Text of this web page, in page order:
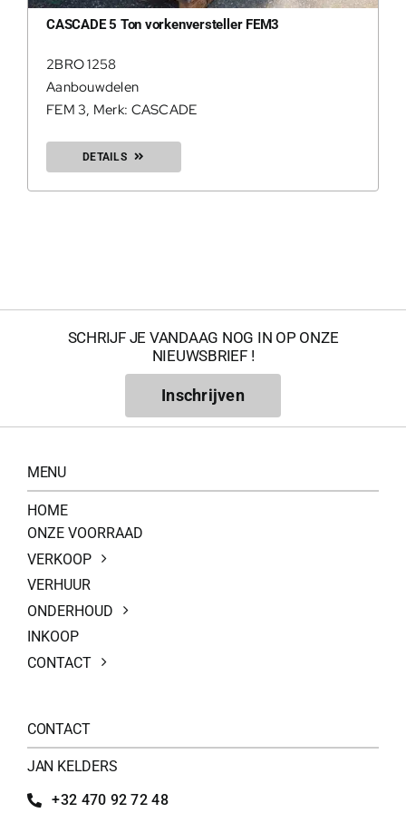
CASCADE 5 Ton vorkenversteller FEM3
2BRO 1258
Aanbouwdelen
FEM 3, Merk: CASCADE
DETAILS
SCHRIJF JE VANDAAG NOG IN OP ONZE
NIEUWSBRIEF !
Inschrijven
MENU
HOME
ONZE VOORRAAD
VERKOOP
VERHUUR
ONDERHOUD
INKOOP
CONTACT
CONTACT
JAN KELDERS
+32 470 92 72 48
200Kg =